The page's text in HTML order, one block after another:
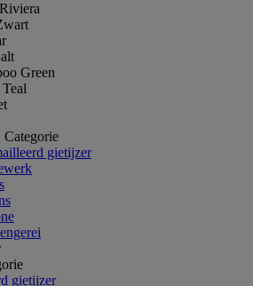
Green
gietijzer
gietijzer